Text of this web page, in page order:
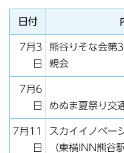
日付
7月3
日
熊谷りそな会第
親会
7月6
日
めぬま夏祭り交
7月11
日
スカイイノベー
（東横INN熊谷